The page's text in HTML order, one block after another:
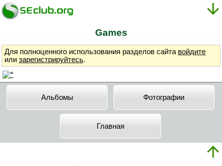
Games
Для полноценного использования разделов сайта войдите
или зарегистрируйтесь.
Альбомы Фотографии
Главная